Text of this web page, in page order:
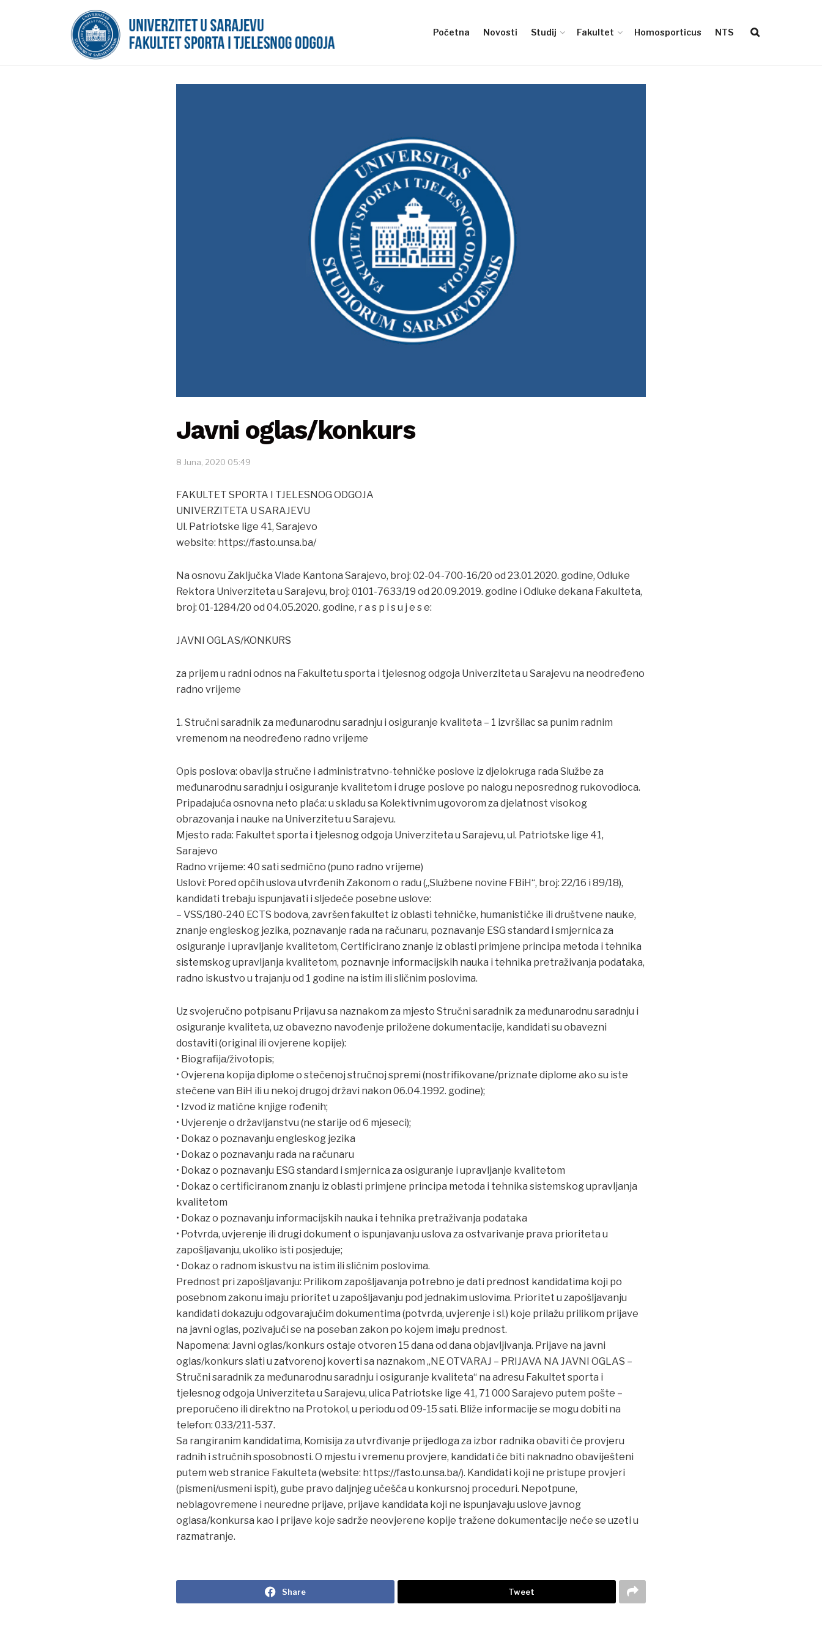
Početna Novosti Studij Fakultet Homosporticus NTS
Javni oglas/konkurs
8 Juna, 2020 05:49
FAKULTET SPORTA I TJELESNOG ODGOJA
UNIVERZITETA U SARAJEVU
Ul. Patriotske lige 41, Sarajevo
website: https://fasto.unsa.ba/
Na osnovu Zaključka Vlade Kantona Sarajevo, broj: 02-04-700-16/20 od 23.01.2020. godine, Odluke
Rektora Univerziteta u Sarajevu, broj: 0101-7633/19 od 20.09.2019. godine i Odluke dekana Fakulteta,
broj: 01-1284/20 od 04.05.2020. godine, r a s p i s u j e s e:
JAVNI OGLAS/KONKURS
za prijem u radni odnos na Fakultetu sporta i tjelesnog odgoja Univerziteta u Sarajevu na neodređeno
radno vrijeme
1. Stručni saradnik za međunarodnu saradnju i osiguranje kvaliteta – 1 izvršilac sa punim radnim
vremenom na neodređeno radno vrijeme
Opis poslova: obavlja stručne i administratvno-tehničke poslove iz djelokruga rada Službe za
međunarodnu saradnju i osiguranje kvalitetom i druge poslove po nalogu neposrednog rukovodioca.
Pripadajuća osnovna neto plaća: u skladu sa Kolektivnim ugovorom za djelatnost visokog
obrazovanja i nauke na Univerzitetu u Sarajevu.
Mjesto rada: Fakultet sporta i tjelesnog odgoja Univerziteta u Sarajevu, ul. Patriotske lige 41,
Sarajevo
Radno vrijeme: 40 sati sedmično (puno radno vrijeme)
Uslovi: Pored općih uslova utvrđenih Zakonom o radu („Službene novine FBiH“, broj: 22/16 i 89/18),
kandidati trebaju ispunjavati i sljedeće posebne uslove:
– VSS/180-240 ECTS bodova, završen fakultet iz oblasti tehničke, humanističke ili društvene nauke,
znanje engleskog jezika, poznavanje rada na računaru, poznavanje ESG standard i smjernica za
osiguranje i upravljanje kvalitetom, Certificirano znanje iz oblasti primjene principa metoda i tehnika
sistemskog upravljanja kvalitetom, poznavnje informacijskih nauka i tehnika pretraživanja podataka,
radno iskustvo u trajanju od 1 godine na istim ili sličnim poslovima.
Uz svojeručno potpisanu Prijavu sa naznakom za mjesto Stručni saradnik za međunarodnu saradnju i
osiguranje kvaliteta, uz obavezno navođenje priložene dokumentacije, kandidati su obavezni
dostaviti (original ili ovjerene kopije):
• Biografija/životopis;
• Ovjerena kopija diplome o stečenoj stručnoj spremi (nostrifikovane/priznate diplome ako su iste
stečene van BiH ili u nekoj drugoj državi nakon 06.04.1992. godine);
• Izvod iz matične knjige rođenih;
• Uvjerenje o državljanstvu (ne starije od 6 mjeseci);
• Dokaz o poznavanju engleskog jezika
• Dokaz o poznavanju rada na računaru
• Dokaz o poznavanju ESG standard i smjernica za osiguranje i upravljanje kvalitetom
• Dokaz o certificiranom znanju iz oblasti primjene principa metoda i tehnika sistemskog upravljanja
kvalitetom
• Dokaz o poznavanju informacijskih nauka i tehnika pretraživanja podataka
• Potvrda, uvjerenje ili drugi dokument o ispunjavanju uslova za ostvarivanje prava prioriteta u
zapošljavanju, ukoliko isti posjeduje;
• Dokaz o radnom iskustvu na istim ili sličnim poslovima.
Prednost pri zapošljavanju: Prilikom zapošljavanja potrebno je dati prednost kandidatima koji po
posebnom zakonu imaju prioritet u zapošljavanju pod jednakim uslovima. Prioritet u zapošljavanju
kandidati dokazuju odgovarajućim dokumentima (potvrda, uvjerenje i sl.) koje prilažu prilikom prijave
na javni oglas, pozivajući se na poseban zakon po kojem imaju prednost.
Napomena: Javni oglas/konkurs ostaje otvoren 15 dana od dana objavljivanja. Prijave na javni
oglas/konkurs slati u zatvorenoj koverti sa naznakom „NE OTVARAJ – PRIJAVA NA JAVNI OGLAS –
Stručni saradnik za međunarodnu saradnju i osiguranje kvaliteta“ na adresu Fakultet sporta i
tjelesnog odgoja Univerziteta u Sarajevu, ulica Patriotske lige 41, 71 000 Sarajevo putem pošte –
preporučeno ili direktno na Protokol, u periodu od 09-15 sati. Bliže informacije se mogu dobiti na
telefon: 033/211-537.
Sa rangiranim kandidatima, Komisija za utvrđivanje prijedloga za izbor radnika obaviti će provjeru
radnih i stručnih sposobnosti. O mjestu i vremenu provjere, kandidati će biti naknadno obaviješteni
putem web stranice Fakulteta (website: https://fasto.unsa.ba/). Kandidati koji ne pristupe provjeri
(pismeni/usmeni ispit), gube pravo daljnjeg učešća u konkursnoj proceduri. Nepotpune,
neblagovremene i neuredne prijave, prijave kandidata koji ne ispunjavaju uslove javnog
oglasa/konkursa kao i prijave koje sadrže neovjerene kopije tražene dokumentacije neće se uzeti u
razmatranje.
Share Tweet